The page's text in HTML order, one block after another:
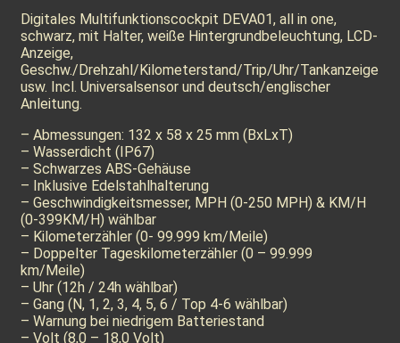
Digitales Multifunktionscockpit DEVA01, all in one,
schwarz, mit Halter, weiße Hintergrundbeleuchtung, LCD-
Anzeige,
Geschw./Drehzahl/Kilometerstand/Trip/Uhr/Tankanzeige
usw. Incl. Universalsensor und deutsch/englischer
Anleitung.
– Abmessungen: 132 x 58 x 25 mm (BxLxT)
– Wasserdicht (IP67)
– Schwarzes ABS-Gehäuse
– Inklusive Edelstahlhalterung
– Geschwindigkeitsmesser, MPH (0-250 MPH) & KM/H
(0-399KM/H) wählbar
– Kilometerzähler (0- 99.999 km/Meile)
– Doppelter Tageskilometerzähler (0 – 99.999
km/Meile)
– Uhr (12h / 24h wählbar)
– Gang (N, 1, 2, 3, 4, 5, 6 / Top 4-6 wählbar)
– Warnung bei niedrigem Batteriestand
– Volt (8,0 – 18,0 Volt)